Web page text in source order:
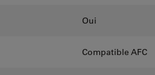
Oui
Compatible AFC